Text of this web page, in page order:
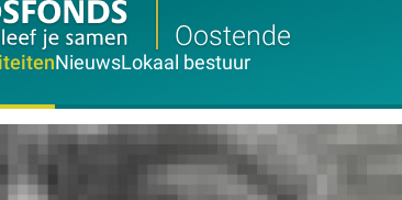
Oostende
NieuwsLokaal bestuur